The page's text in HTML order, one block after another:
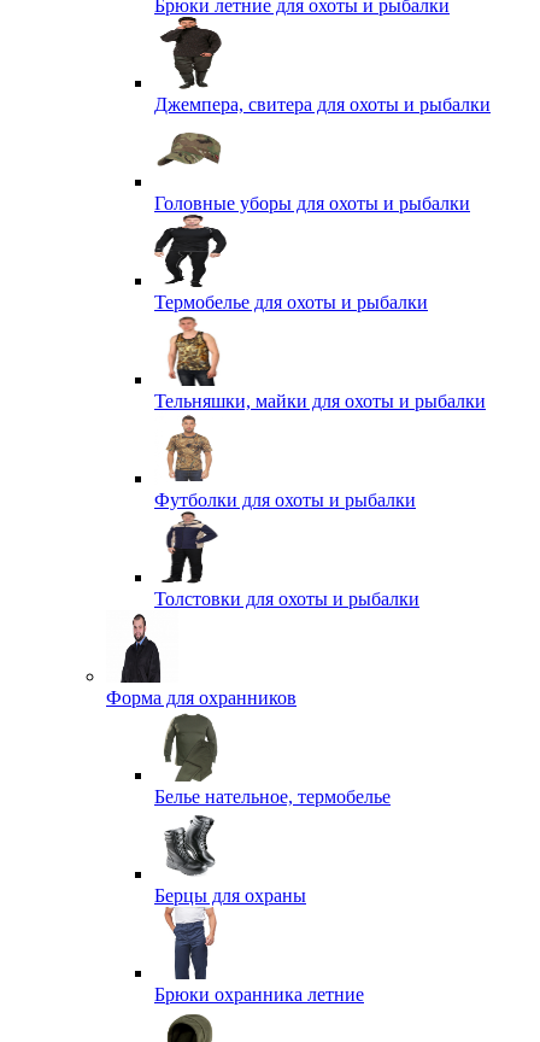
Брюки летние для охоты и рыбалки
Джемпера, свитера для охоты и рыбалки
Головные уборы для охоты и рыбалки
Термобелье для охоты и рыбалки
Тельняшки, майки для охоты и рыбалки
Футболки для охоты и рыбалки
Толстовки для охоты и рыбалки
Форма для охранников
Белье нательное, термобелье
Берцы для охраны
Брюки охранника летние